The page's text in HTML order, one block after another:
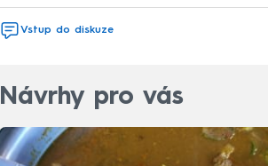
Vstup do diskuze
Návrhy pro vás